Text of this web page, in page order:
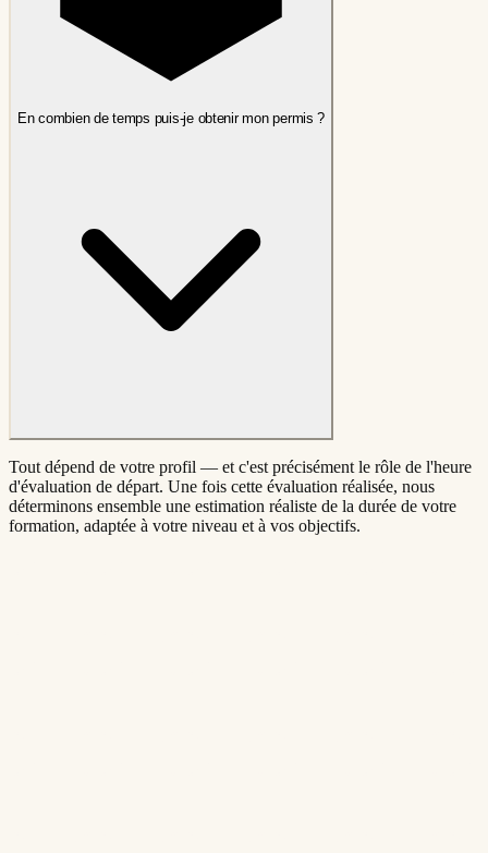
En combien de temps puis-je obtenir mon permis ?
Tout dépend de votre profil — et c'est précisément le rôle de l'heure
d'évaluation de départ. Une fois cette évaluation réalisée, nous
déterminons ensemble une estimation réaliste de la durée de votre
formation, adaptée à votre niveau et à vos objectifs.